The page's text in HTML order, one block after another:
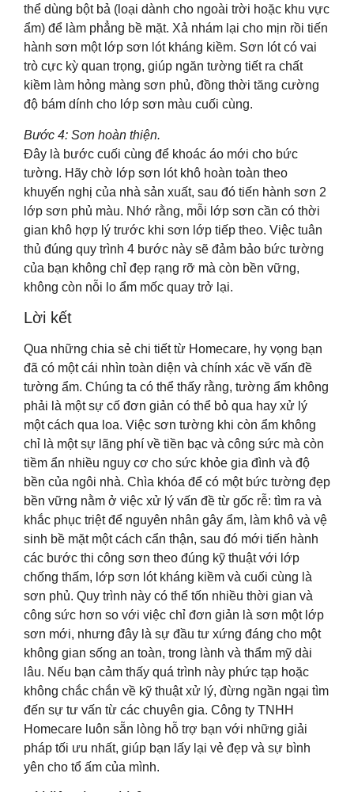
thể dùng bột bả (loại dành cho ngoài trời hoặc khu vực
ẩm) để làm phẳng bề mặt. Xả nhám lại cho mịn rồi tiến
hành sơn một lớp sơn lót kháng kiềm. Sơn lót có vai
trò cực kỳ quan trọng, giúp ngăn tường tiết ra chất
kiềm làm hỏng màng sơn phủ, đồng thời tăng cường
độ bám dính cho lớp sơn màu cuối cùng.
Bước 4: Sơn hoàn thiện.
Đây là bước cuối cùng để khoác áo mới cho bức
tường. Hãy chờ lớp sơn lót khô hoàn toàn theo
khuyến nghị của nhà sản xuất, sau đó tiến hành sơn 2
lớp sơn phủ màu. Nhớ rằng, mỗi lớp sơn cần có thời
gian khô hợp lý trước khi sơn lớp tiếp theo. Việc tuân
thủ đúng quy trình 4 bước này sẽ đảm bảo bức tường
của bạn không chỉ đẹp rạng rỡ mà còn bền vững,
không còn nỗi lo ẩm mốc quay trở lại.
Lời kết
Qua những chia sẻ chi tiết từ Homecare, hy vọng bạn
đã có một cái nhìn toàn diện và chính xác về vấn đề
tường ẩm. Chúng ta có thể thấy rằng, tường ẩm không
phải là một sự cố đơn giản có thể bỏ qua hay xử lý
một cách qua loa. Việc sơn tường khi còn ẩm không
chỉ là một sự lãng phí về tiền bạc và công sức mà còn
tiềm ẩn nhiều nguy cơ cho sức khỏe gia đình và độ
bền của ngôi nhà. Chìa khóa để có một bức tường đẹp
bền vững nằm ở việc xử lý vấn đề từ gốc rễ: tìm ra và
khắc phục triệt để nguyên nhân gây ẩm, làm khô và vệ
sinh bề mặt một cách cẩn thận, sau đó mới tiến hành
các bước thi công sơn theo đúng kỹ thuật với lớp
chống thấm, lớp sơn lót kháng kiềm và cuối cùng là
sơn phủ. Quy trình này có thể tốn nhiều thời gian và
công sức hơn so với việc chỉ đơn giản là sơn một lớp
sơn mới, nhưng đây là sự đầu tư xứng đáng cho một
không gian sống an toàn, trong lành và thẩm mỹ dài
lâu. Nếu bạn cảm thấy quá trình này phức tạp hoặc
không chắc chắn về kỹ thuật xử lý, đừng ngần ngại tìm
đến sự tư vấn từ các chuyên gia. Công ty TNHH
Homecare luôn sẵn lòng hỗ trợ bạn với những giải
pháp tối ưu nhất, giúp bạn lấy lại vẻ đẹp và sự bình
yên cho tổ ấm của mình.